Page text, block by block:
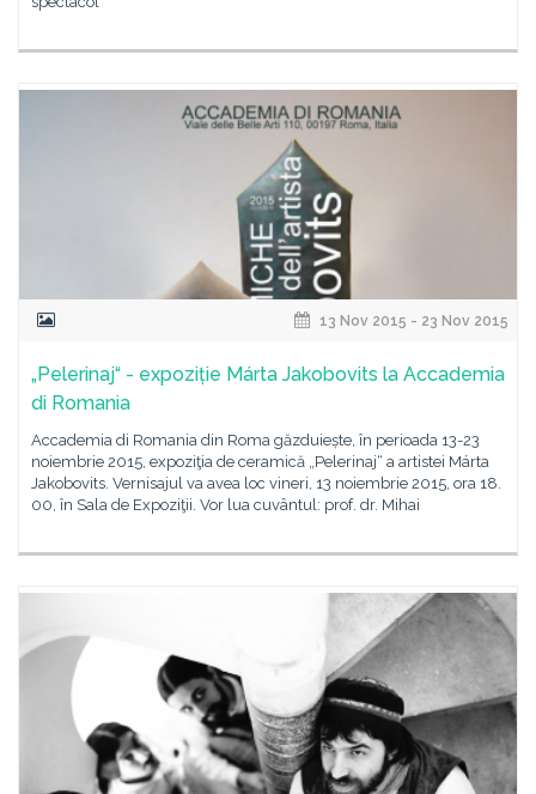
13 Nov 2015 - 23 Nov 2015
„Pelerinaj“ - expoziție Márta Jakobovits la Accademia
di Romania
Accademia di Romania din Roma găzduiește, în perioada 13-23
noiembrie 2015, expoziţia de ceramică „Pelerinaj“ a artistei Márta
Jakobovits. Vernisajul va avea loc vineri, 13 noiembrie 2015, ora 18.
00, în Sala de Expoziţii. Vor lua cuvântul: prof. dr. Mihai